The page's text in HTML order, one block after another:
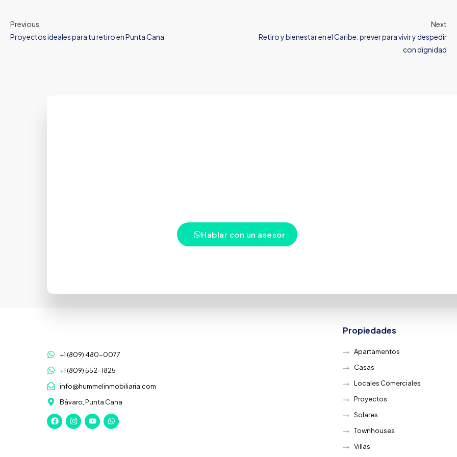
Previous
Proyectos ideales para tu retiro en Punta Cana
Next
Retiro y bienestar en el Caribe: prever para vivir y despedir
con dignidad
Hablar con un asesor
+1 (809) 480-0077
+1 (809) 552-1825
info@hummelinmobiliaria.com
Bávaro, Punta Cana
Propiedades
Apartamentos
Casas
Locales Comerciales
Proyectos
Solares
Townhouses
Villas